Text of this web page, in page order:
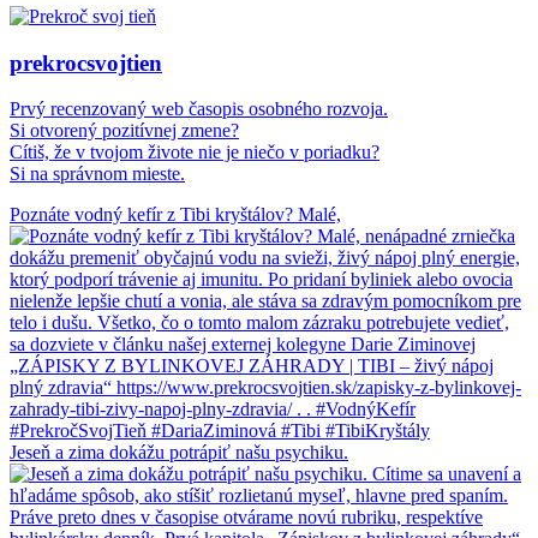
prekrocsvojtien
Prvý recenzovaný web časopis osobného rozvoja.
Si otvorený pozitívnej zmene?
Cítiš, že v tvojom živote nie je niečo v poriadku?
Si na správnom mieste.
Poznáte vodný kefír z Tibi kryštálov? Malé,
Jeseň a zima dokážu potrápiť našu psychiku.